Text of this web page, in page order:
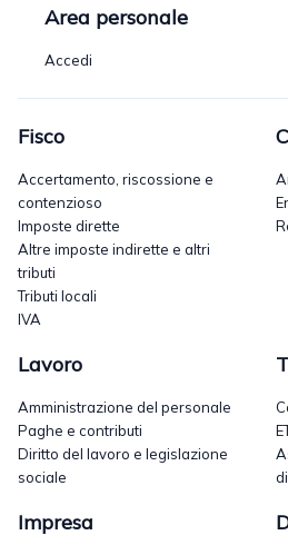
Area personale
Accedi
Fisco
Accertamento, riscossione e
contenzioso
Imposte dirette
Altre imposte indirette e altri
tributi
Tributi locali
IVA
Lavoro
Amministrazione del personale
Paghe e contributi
Diritto del lavoro e legislazione
sociale
Impresa